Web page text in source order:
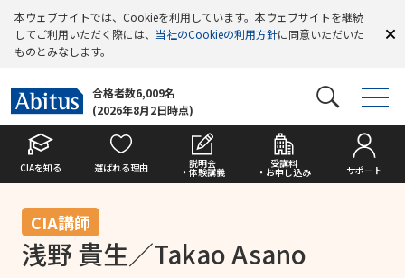
本ウェブサイトでは、Cookieを利用しています。本ウェブサイトを継続
してご利用いただく際には、 当社のCookieの利用方針に同意いただいた
ものとみなします。
合格者数6,009名
(2026年8月2日時点)
CIAを知る 選ばれる理由 説明会
・体験講義
受講料
・お申し込み サポート
CIA講師
浅野 貴生／Takao Asano